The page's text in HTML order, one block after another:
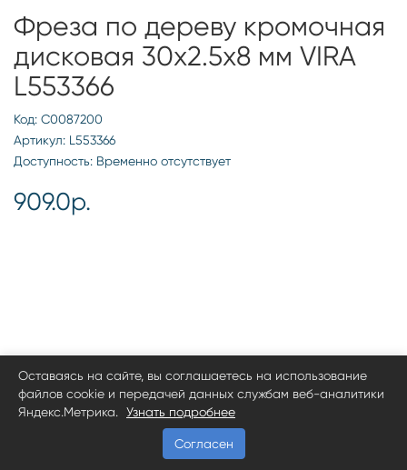
Фреза по дереву кромочная
дисковая 30х2.5х8 мм VIRA
L553366
Код: С0087200
Артикул: L553366
Доступность: Временно отсутствует
909.0р.
Оставаясь на сайте, вы соглашаетесь на использование
файлов cookie и передачей данных службам веб-аналитики
Яндекс.Метрика.
Узнать подробнее
Согласен